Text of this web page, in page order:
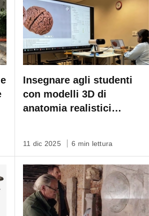
Insegnare agli studenti
con modelli 3D di
anatomia realistici
11 dic 2025 6 min lettura